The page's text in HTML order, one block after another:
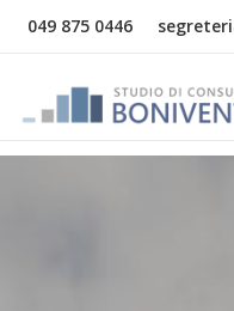
049 875 0446